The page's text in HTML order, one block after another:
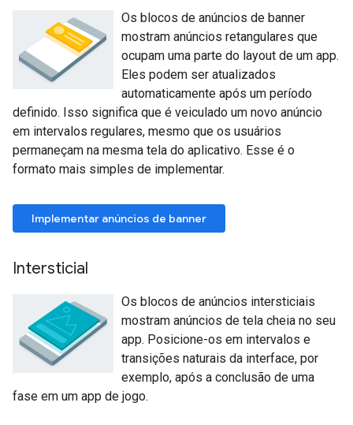
Os blocos de anúncios de banner
mostram anúncios retangulares que
ocupam uma parte do layout de um app.
Eles podem ser atualizados
automaticamente após um período
definido. Isso significa que é veiculado um novo anúncio
em intervalos regulares, mesmo que os usuários
permaneçam na mesma tela do aplicativo. Esse é o
formato mais simples de implementar.
Implementar anúncios de banner
Intersticial
Os blocos de anúncios intersticiais
mostram anúncios de tela cheia no seu
app. Posicione-os em intervalos e
transições naturais da interface, por
exemplo, após a conclusão de uma
fase em um app de jogo.